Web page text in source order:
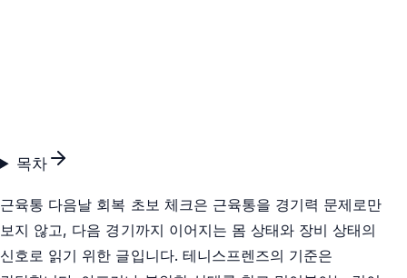
목차
근육통 다음날 회복 초보 체크은 근육통을 경기력 문제로만
보지 않고, 다음 경기까지 이어지는 몸 상태와 장비 상태의
신호로 읽기 위한 글입니다. 테니스프렌즈의 기준은